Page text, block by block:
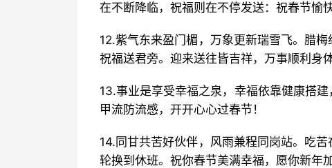
在不断降临，祝福则在不停发送：祝春节愉
12.紫气东来盈门楣，万象更新瑞雪飞。腊
祝福送君旁。迎来送往皆吉祥，万事顺利身
13.事业是享受幸福之泉，幸福依靠健康搭
甲流防流感，开开心心过春节！
14.同甘共苦好伙伴，风雨兼程同岗站。吃
轮换到休班。祝你春节美满幸福，愿你新年